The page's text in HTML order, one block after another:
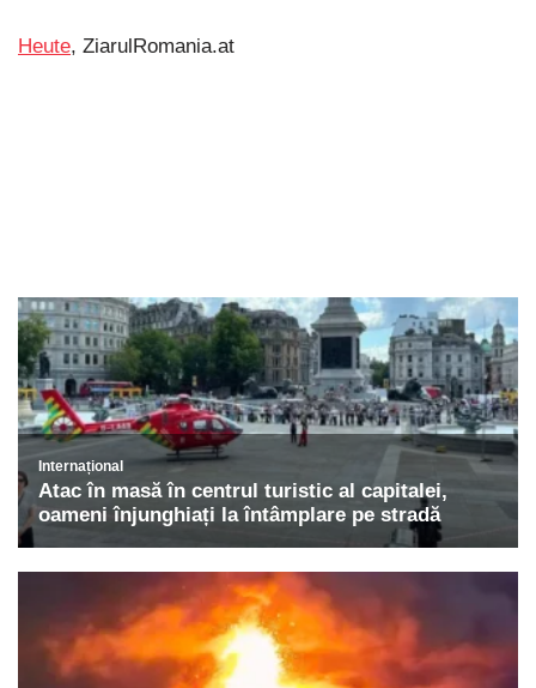
Heute, ZiarulRomania.at